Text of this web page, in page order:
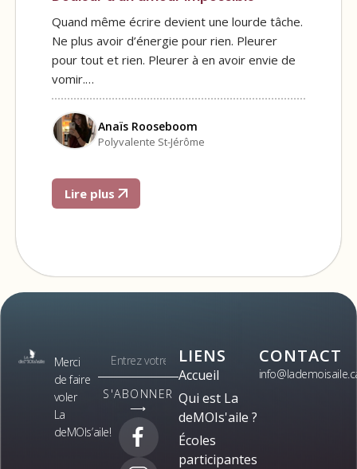
Quand même écrire devient une lourde tâche.
Ne plus avoir d’énergie pour rien. Pleurer
pour tout et rien. Pleurer à en avoir envie de
vomir.…
Anaïs Rooseboom
Polyvalente St-Jérôme
Lire plus
Merci
de faire
voler
La
deMOIs’aile!
S'ABONNER
⟶
LIENS
Accueil
Qui est La
deMOIs'aile ?
Écoles
participantes
CONTACT